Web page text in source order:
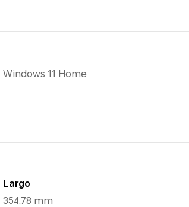
Windows 11 Home
Largo
354,78 mm